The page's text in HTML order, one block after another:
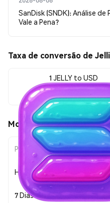
SanDisk (SNDK): Análise de
Vale a Pena?
Taxa de conversão de
1 JELLY to USD
$0.00000254
Movimentos de preço de
Período
Hoje $-
7 Dias $-